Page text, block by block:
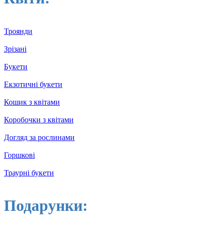
Троянди
Зрізані
Букети
Екзотичні букети
Кошик з квітами
Коробочки з квітами
Догляд за рослинами
Горшкові
Траурні букети
Подарунки: